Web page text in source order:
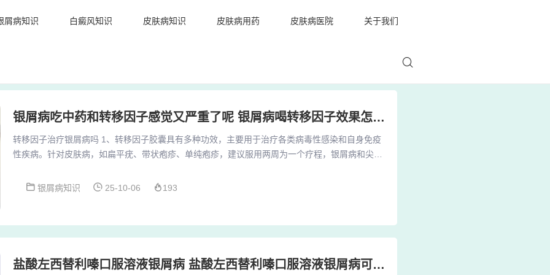
屑病知识 白癜风知识 皮肤病知识 皮肤病用药 皮肤病医院 关于我们
银屑病吃中药和转移因子感觉又严重了呢 银屑病喝转移因子效果怎么样
转移因子治疗银屑病吗 1、转移因子胶囊具有多种功效，主要用于治疗各类病毒性感染和自身免疫
性疾病。针对皮肤病，如扁平疣、带状疱疹、单纯疱疹，建议服用两周为一个疗程，银屑病和尖锐
等。不能单靠提高免疫力治疗银屑病，因为银屑病病因比较复杂，还需要通过其它治疗手段治疗银
银屑病知识 25-10-06 193
盐酸左西替利嗪口服溶液银屑病 盐酸左西替利嗪口服溶液银屑病可以喝吗